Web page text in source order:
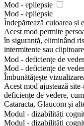
Mod - epilepsie
Mod - epilepsie
Îndepărtează culoarea și
Acest mod permite
în siguranță, eliminând
intermitente sau
Mod - deficiențe de
Mod - deficiențe de
Îmbunătățește
Acest mod ajustează
deficiențe de vedere,
Cataracta, Glaucom și
Modul - dizabilități
Modul - dizabilități